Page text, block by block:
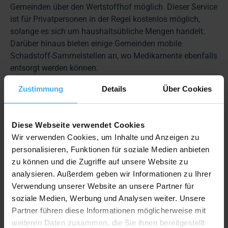
Zustimmung Details Über Cookies
Diese Webseite verwendet Cookies
Wir verwenden Cookies, um Inhalte und Anzeigen zu
personalisieren, Funktionen für soziale Medien anbieten
zu können und die Zugriffe auf unsere Website zu
analysieren. Außerdem geben wir Informationen zu Ihrer
Verwendung unserer Website an unsere Partner für
soziale Medien, Werbung und Analysen weiter. Unsere
Partner führen diese Informationen möglicherweise mit
weiteren Daten zusammen, die Sie ihnen bereitgestellt
Gemeinden über den Wertstoffhof möglich. Dieser Service
ist für Privatpersonen in der Regel kostenlos möglich,
solange es sich um haushaltsübliche Mengen handelt.
Darüber hinaus bieten einige Gemeinden mobile
Schadstoff-Sammelstellen an, wo Medikamente ebenfalls
entsorgt werden können.
Entsorgung über Apotheken
Medikamenten zur Entsorgung wird von einigen
Apotheken auf freiwilliger Basis angeboten. Eine
Verpflichtung seitens der Apotheken besteht dazu nicht.
Frage für diese Möglichkeit einfach bei Deiner Apotheke
nach.
Wann zählen Medikamente
als gefährlicher Abfall?